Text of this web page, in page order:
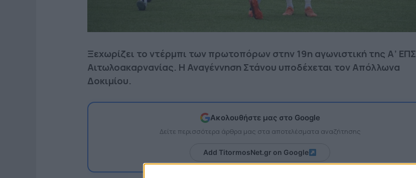
Ξεχωρίζει το ντέρμπι των πρωτοπόρων στην 19η αγωνιστική της Α’ ΕΠΣ
Αιτωλοακαρνανίας. Η Αναγέννηση Στάνου υποδέχεται τον Απόλλωνα
Δοκιμίου.
Ακολουθήστε μας στο Google
Δείτε περισσότερα άρθρα μας στα αποτελέσματα αναζήτησης
Add TitormosNet.gr on Google